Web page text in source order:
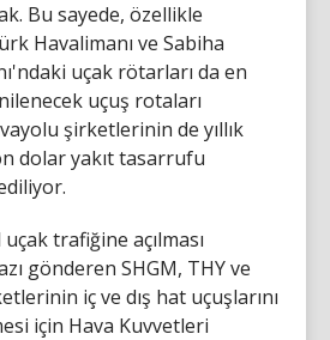
Bu sayede, özellikle
Havalimanı ve Sabiha
uçak rötarları da en
uçuş rotaları
şirketlerinin de yıllık
dolar yakıt tasarrufu
trafiğine açılması
gönderen SHGM, THY ve
iç ve dış hat uçuşlarını
için Hava Kuvvetleri